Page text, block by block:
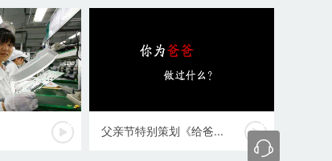
父亲节特别策划《给爸...